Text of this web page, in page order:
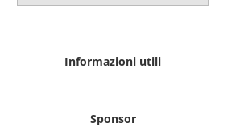
Informazioni utili
Sponsor